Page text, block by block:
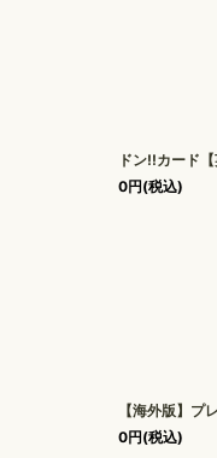
ドン!!カード
0円(税込)
【海外版】
0円(税込)